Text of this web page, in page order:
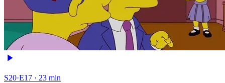
S20·E17 · 23 min